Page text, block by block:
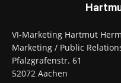
VI-Marketing Hartmut
Marketing / Public
Pfalzgrafenstr. 61
52072 Aachen